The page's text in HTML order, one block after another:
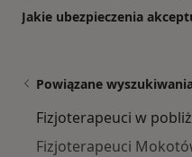
Jakie ubezpieczenia
Powiązane
Fizjoterapeuci w
Fizjoterapeuci